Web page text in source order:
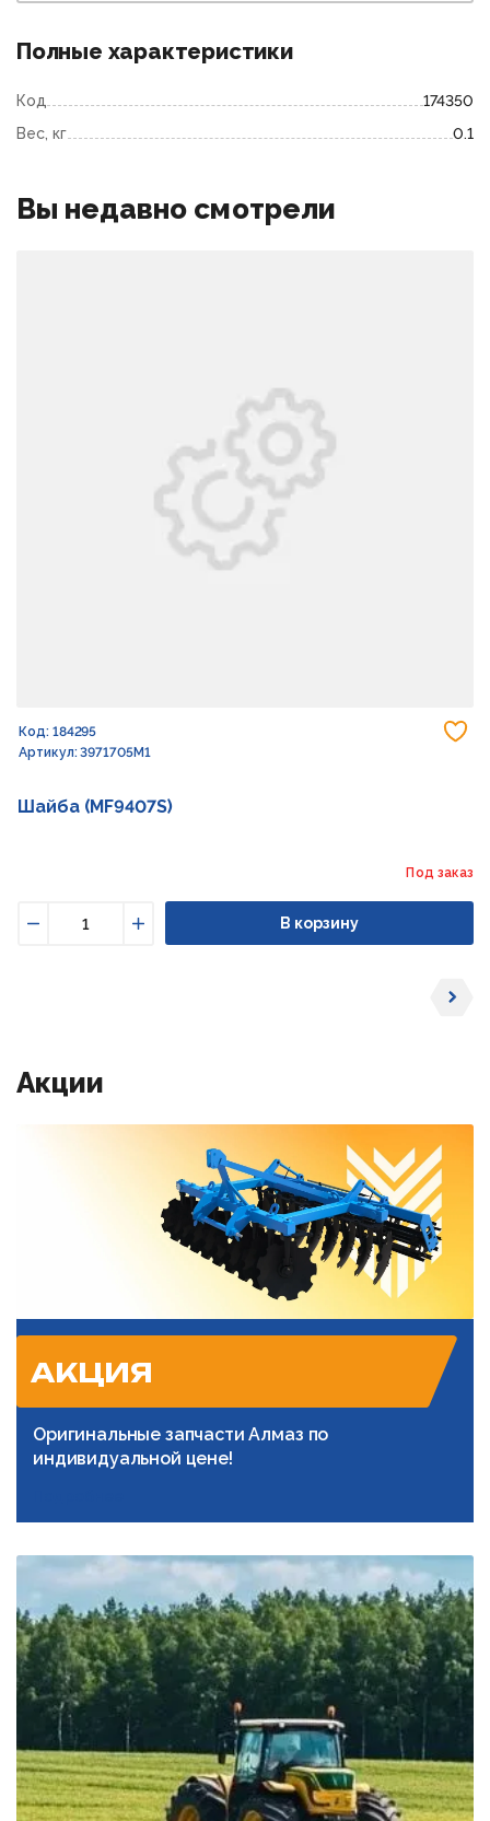
Полные характеристики
Код
174350
Вес, кг
0.1
Вы недавно смотрели
Код: 184295
Артикул: 3971705M1
Шайба (MF9407S)
Под заказ
Увеличить
В корзину
Акции
АКЦИЯ
Оригинальные запчасти Алмаз по
индивидуальной цене!